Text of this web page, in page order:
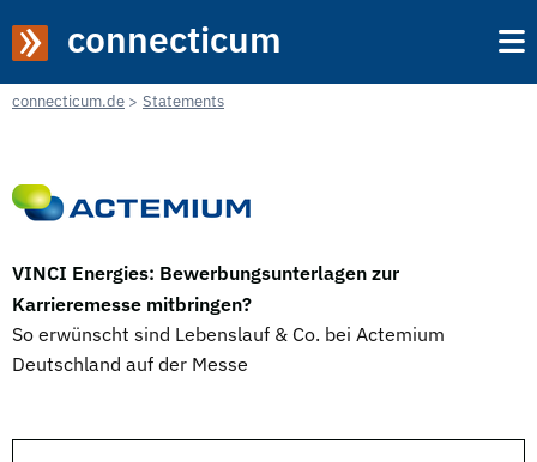
connecticum
connecticum.de Statements
VINCI Energies: Bewerbungsunterlagen zur
Karrieremesse mitbringen?
So erwünscht sind Lebenslauf & Co. bei Actemium
Deutschland auf der Messe